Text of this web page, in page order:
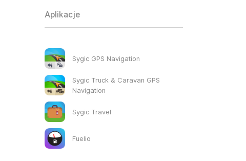
Aplikacje
Sygic GPS Navigation
Sygic Truck & Caravan GPS
Navigation
Sygic Travel
Fuelio